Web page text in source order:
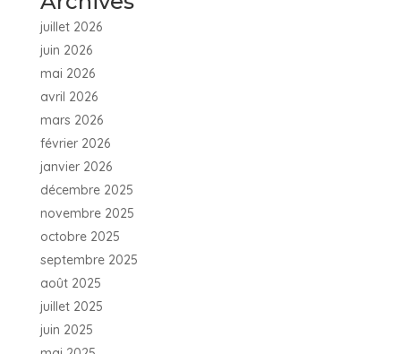
juillet 2026
juin 2026
mai 2026
avril 2026
mars 2026
février 2026
janvier 2026
décembre 2025
novembre 2025
octobre 2025
septembre 2025
août 2025
juillet 2025
juin 2025